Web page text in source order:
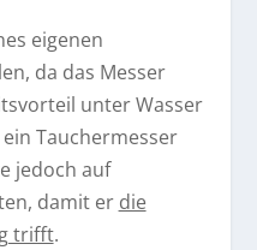
eigenen
da das Messer
unter Wasser
Tauchermesser
jedoch auf
damit er die
trifft.